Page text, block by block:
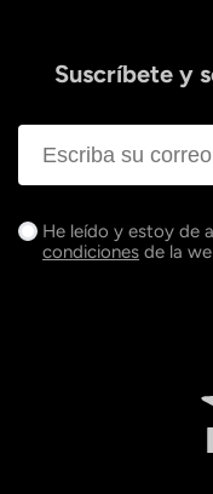
Suscríbete y
He leído y estoy de
condiciones de la